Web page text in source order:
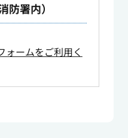
署内）
ォームをご利用く